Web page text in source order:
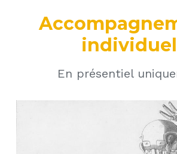
En présentiel